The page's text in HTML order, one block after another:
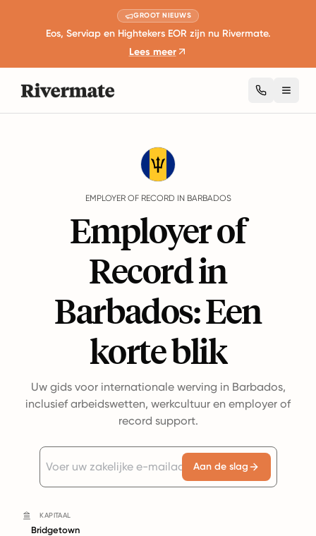
GROOT NIEUWS
Eos, Serviap en Hightekers EOR zijn nu Rivermate.
Lees meer
EMPLOYER OF RECORD IN BARBADOS
Employer of
Record in
Barbados: Een
korte blik
Uw gids voor internationale werving in Barbados,
inclusief arbeidswetten, werkcultuur en employer of
record support.
Aan de slag
KAPITAAL
Bridgetown